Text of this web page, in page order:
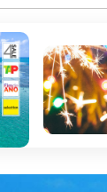
/ Porto
180
de
para